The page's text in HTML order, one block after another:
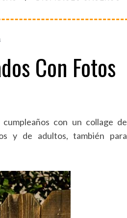
Con Fotos
con un collage de
y de adultos, también para